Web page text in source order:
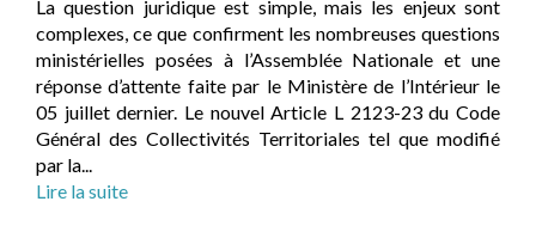
La question juridique est simple, mais les enjeux sont
complexes, ce que confirment les nombreuses questions
ministérielles posées à l’Assemblée Nationale et une
réponse d’attente faite par le Ministère de l’Intérieur le
05 juillet dernier. Le nouvel Article L 2123-23 du Code
Général des Collectivités Territoriales tel que modifié
par la...
Lire la suite